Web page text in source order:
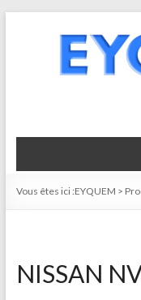
Vous êtes ici :EYQUEM >
NISSAN